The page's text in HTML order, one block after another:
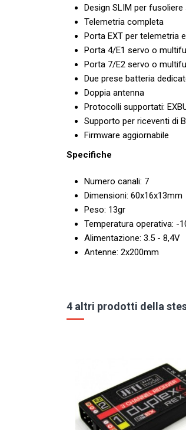
Design SLIM per
Telemetria completa
Porta EXT per telemetria
Porta 4/E1 servo o
Porta 7/E2 servo o
Due prese batteria
Doppia antenna
Protocolli supportati:
Supporto per riceventi di
Firmware aggiornabile
Specifiche
Numero canali: 7
Dimensioni: 60x16x13mm
Peso: 13gr
Temperatura operativa: -
Alimentazione: 3.5 - 8,4V
Antenne: 2x200mm
4 altri prodotti della